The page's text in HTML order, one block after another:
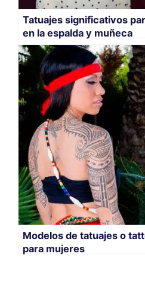
Tatuajes significativos
en la espalda y muñeca
Modelos de tatuajes o
para mujeres